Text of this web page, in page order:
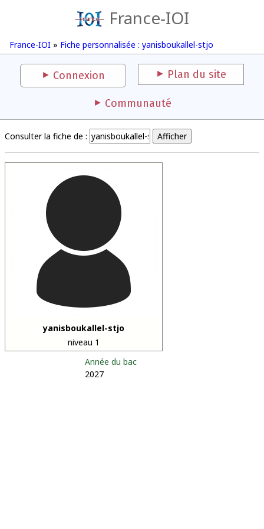
France-IOI
France-IOI » Fiche personnalisée : yanisboukallel-stjo
Connexion Plan du site
Communauté
Consulter la fiche de :
yanisboukallel-stjo
niveau 1
Année du bac
2027